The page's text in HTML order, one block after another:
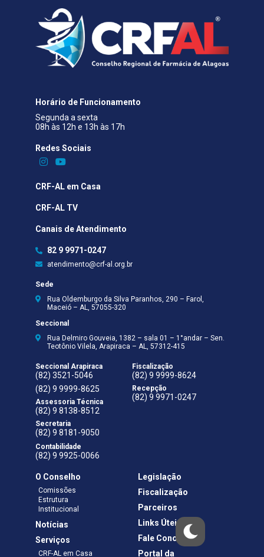
Horário de Funcionamento
Segunda a sexta
08h às 12h e 13h às 17h
Redes Sociais​
CRF-AL em Casa
CRF-AL TV
Canais de Atendimento
82 9 9971-0247
atendimento@crf-al.org.br
Sede
Rua Oldemburgo da Silva Paranhos, 290 – Farol,
Maceió – AL, 57055-320
Seccional
Rua Delmiro Gouveia, 1382 – sala 01 – 1°andar – Sen.
Teotônio Vilela, Arapiraca – AL, 57312-415
Seccional Arapiraca
(82) 3521-5046
(82) 9 9999-8625
Assessoria Técnica
(82) 9 8138-8512
Secretaria
(82) 9 8181-9050
Contabilidade
(82) 9 9925-0066
Fiscalização
(82) 9 9999-8624
Recepção
(82) 9 9971-0247
O Conselho
Comissões
Estrutura
Institucional
Notícias
Serviços
CRF-AL em Casa
Legislação
Fiscalização
Parceiros
Links Úteis
Fale Conosco
Portal da